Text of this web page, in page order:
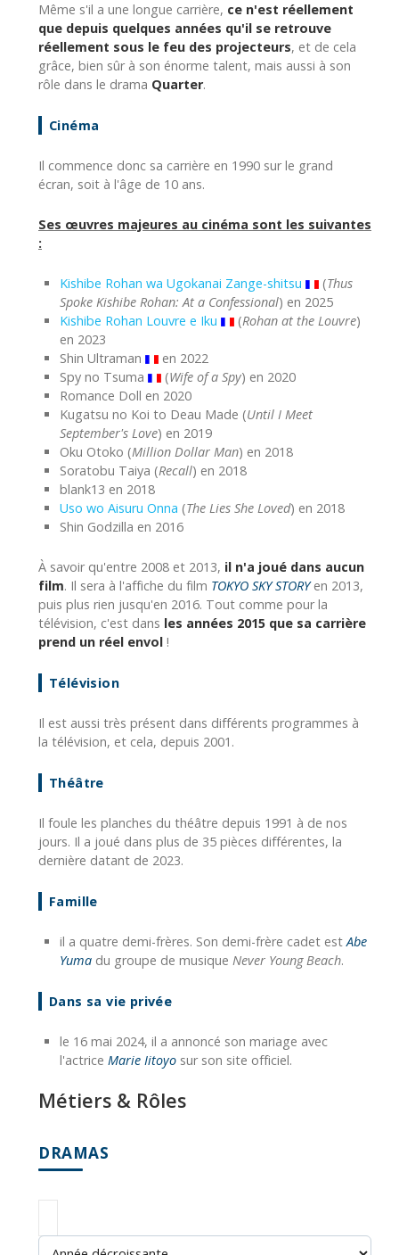
Même s'il a une longue carrière, ce n'est réellement
que depuis quelques années qu'il se retrouve
réellement sous le feu des projecteurs, et de cela
grâce, bien sûr à son énorme talent, mais aussi à son
rôle dans le drama Quarter.
Cinéma
Il commence donc sa carrière en 1990 sur le grand
écran, soit à l'âge de 10 ans.
Ses œuvres majeures au cinéma sont les suivantes
:
Kishibe Rohan wa Ugokanai Zange-shitsu (Thus
Spoke Kishibe Rohan: At a Confessional) en 2025
Kishibe Rohan Louvre e Iku
(Rohan at the Louvre)
en 2023
Shin Ultraman
en 2022
Spy no Tsuma
(Wife of a Spy) en 2020
Romance Doll en 2020
Kugatsu no Koi to Deau Made (Until I Meet
September's Love) en 2019
Oku Otoko (Million Dollar Man) en 2018
Soratobu Taiya (Recall) en 2018
blank13 en 2018
Uso wo Aisuru Onna (The Lies She Loved) en 2018
Shin Godzilla en 2016
À savoir qu'entre 2008 et 2013, il n'a joué dans aucun
film. Il sera à l'affiche du film TOKYO SKY STORYen 2013,
puis plus rien jusqu'en 2016. Tout comme pour la
télévision, c'est dans les années 2015 que sa carrière
prend un réel envol !
Télévision
Il est aussi très présent dans différents programmes à
la télévision, et cela, depuis 2001.
Théâtre
Il foule les planches du théâtre depuis 1991 à de nos
jours. Il a joué dans plus de 35 pièces différentes, la
dernière datant de 2023.
Famille
il a quatre demi-frères. Son demi-frère cadet estAbe
Yuma du groupe de musique Never Young Beach.
Dans sa vie privée
le 16 mai 2024, il a annoncé son mariage avec
l'actrice Marie Iitoyo sur son site officiel.
Métiers & Rôles
DRAMAS